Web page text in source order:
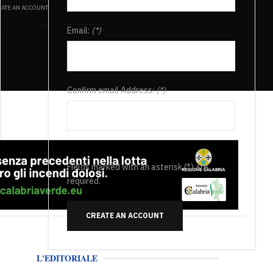
AN ACCOUNT
Email: (*)
Confirm email Address:(*)
Fields marked with an asterisk (*) are
required.
CREATE AN ACCOUNT
L'EDITORIALE